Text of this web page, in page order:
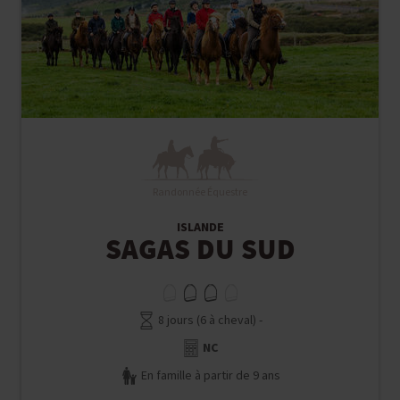
ISLANDE
SAGAS DU SUD
8 jours (6 à cheval) -
NC
En famille à partir de 9 ans